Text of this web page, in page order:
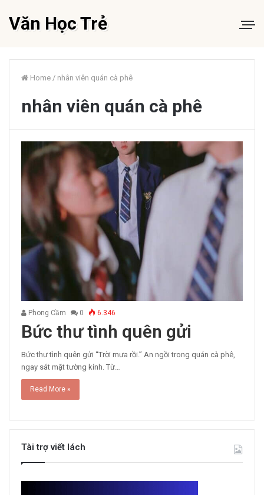
Văn Học Trẻ
Home / nhân viên quán cà phê
nhân viên quán cà phê
Phong Cầm 0 6.346
Bức thư tình quên gửi
Bức thư tình quên gửi “Trời mưa rồi.” An ngồi trong quán cà phê,
ngay sát mặt tường kính. Từ…
Read More »
Tài trợ viết lách